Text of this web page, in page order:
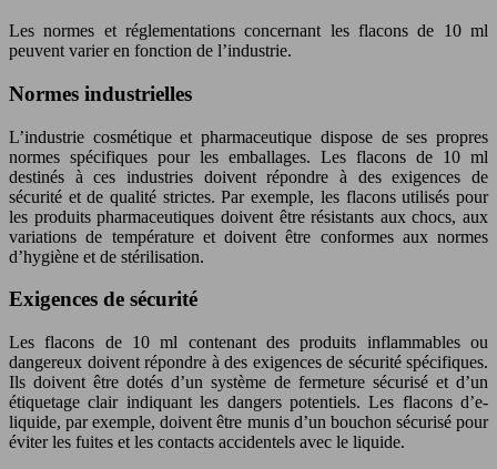
Les normes et réglementations concernant les flacons de 10 ml
peuvent varier en fonction de l’industrie.
Normes industrielles
L’industrie cosmétique et pharmaceutique dispose de ses propres
normes spécifiques pour les emballages. Les flacons de 10 ml
destinés à ces industries doivent répondre à des exigences de
sécurité et de qualité strictes. Par exemple, les flacons utilisés pour
les produits pharmaceutiques doivent être résistants aux chocs, aux
variations de température et doivent être conformes aux normes
d’hygiène et de stérilisation.
Exigences de sécurité
Les flacons de 10 ml contenant des produits inflammables ou
dangereux doivent répondre à des exigences de sécurité spécifiques.
Ils doivent être dotés d’un système de fermeture sécurisé et d’un
étiquetage clair indiquant les dangers potentiels. Les flacons d’e-
liquide, par exemple, doivent être munis d’un bouchon sécurisé pour
éviter les fuites et les contacts accidentels avec le liquide.